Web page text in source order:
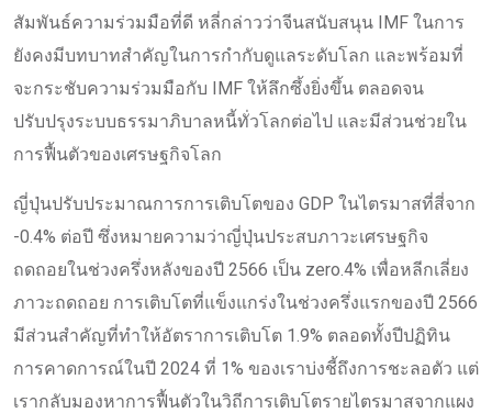
สัมพันธ์ความร่วมมือที่ดี หลี่กล่าวว่าจีนสนับสนุน IMF ในการ
ยังคงมีบทบาทสำคัญในการกำกับดูแลระดับโลก และพร้อมที่
จะกระชับความร่วมมือกับ IMF ให้ลึกซึ้งยิ่งขึ้น ตลอดจน
ปรับปรุงระบบธรรมาภิบาลหนี้ทั่วโลกต่อไป และมีส่วนช่วยใน
การฟื้นตัวของเศรษฐกิจโลก
ญี่ปุ่นปรับประมาณการการเติบโตของ GDP ในไตรมาสที่สี่จาก
-0.4% ต่อปี ซึ่งหมายความว่าญี่ปุ่นประสบภาวะเศรษฐกิจ
ถดถอยในช่วงครึ่งหลังของปี 2566 เป็น zero.4% เพื่อหลีกเลี่ยง
ภาวะถดถอย การเติบโตที่แข็งแกร่งในช่วงครึ่งแรกของปี 2566
มีส่วนสำคัญที่ทำให้อัตราการเติบโต 1.9% ตลอดทั้งปีปฏิทิน
การคาดการณ์ในปี 2024 ที่ 1% ของเราบ่งชี้ถึงการชะลอตัว แต่
เรากลับมองหาการฟื้นตัวในวิถีการเติบโตรายไตรมาสจากแผง